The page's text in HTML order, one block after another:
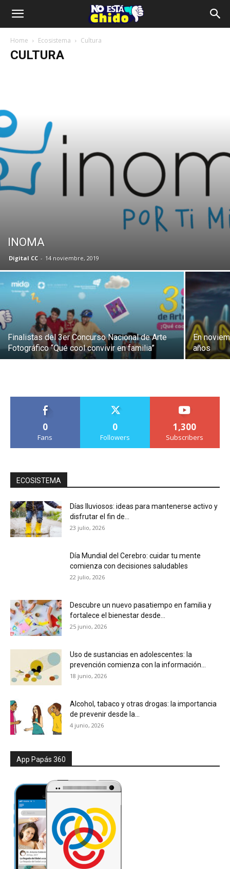
Home Ecosistema Cultura
CULTURA
INOMA
Digital CC - 14 noviembre, 2019
Finalistas del 3er Concurso Nacional de Arte
Fotográfico “Qué cool convivir en familia”
En
años
0
Fans
0
Followers
1,300
Subscribers
ECOSISTEMA
Días lluviosos: ideas para mantenerse activo y
disfrutar el fin de...
23 julio, 2026
Día Mundial del Cerebro: cuidar tu mente
comienza con decisiones saludables
22 julio, 2026
Descubre un nuevo pasatiempo en familia y
fortalece el bienestar desde...
25 junio, 2026
Uso de sustancias en adolescentes: la
prevención comienza con la información...
18 junio, 2026
Alcohol, tabaco y otras drogas: la importancia
de prevenir desde la...
4 junio, 2026
App Papás 360